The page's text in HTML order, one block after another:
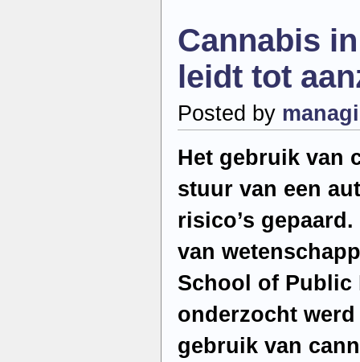
gezondheid
creëren
Cannabis
leidt tot
Posted by
Het gebruik van
stuur van een
risico’s
van
School of Public
onderzocht
gebruik van